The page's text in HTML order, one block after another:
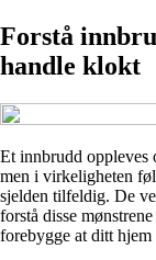
Forstå
handle klokt
Et innbrudd oppleves
men i virkeligheten
sjelden tilfeldig. De
forstå disse
forebygge at ditt hjem